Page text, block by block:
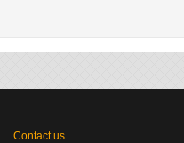
Contact us